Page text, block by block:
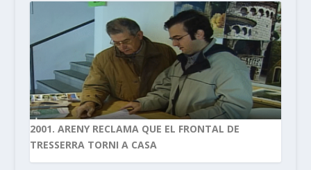
2001. ARENY RECLAMA QUE EL FRONTAL DE
TRESSERRA TORNI A CASA